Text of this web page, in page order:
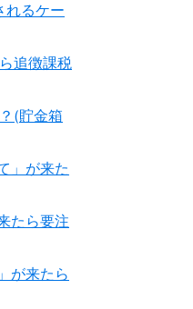
れるケー
追徴課税
(貯金箱
」が来た
たら要注
が来たら